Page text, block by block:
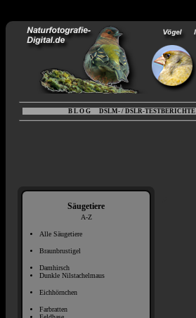
B L O G DSLM- / DSLR-TESTBERICHTE
Säugetiere
A-Z
Alle Säugetiere
Braunbrustigel
Damhirsch
Dunkle Nilstachelmaus
Eichhörnchen
Farbratten